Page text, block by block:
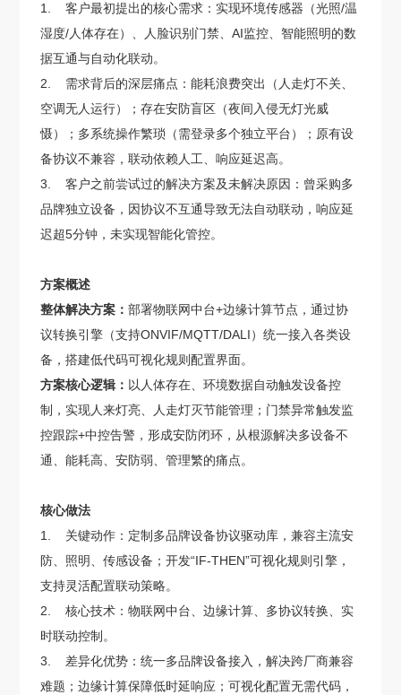
1. 客户最初提出的核心需求：实现环境传感器（光照/温
湿度/人体存在）、人脸识别门禁、AI监控、智能照明的数
据互通与自动化联动。
2. 需求背后的深层痛点：能耗浪费突出（人走灯不关、
空调无人运行）；存在安防盲区（夜间入侵无灯光威
慑）；多系统操作繁琐（需登录多个独立平台）；原有设
备协议不兼容，联动依赖人工、响应延迟高。
3. 客户之前尝试过的解决方案及未解决原因：曾采购多
品牌独立设备，因协议不互通导致无法自动联动，响应延
迟超5分钟，未实现智能化管控。
方案概述
整体解决方案：部署物联网中台+边缘计算节点，通过协
议转换引擎（支持ONVIF/MQTT/DALI）统一接入各类设
备，搭建低代码可视化规则配置界面。
方案核心逻辑： 以人体存在、环境数据自动触发设备控
制，实现人来灯亮、人走灯灭节能管理；门禁异常触发监
控跟踪+中控告警，形成安防闭环，从根源解决多设备不
通、能耗高、安防弱、管理繁的痛点。
核心做法
1. 关键动作：定制多品牌设备协议驱动库，兼容主流安
防、照明、传感设备；开发“IF-THEN”可视化规则引擎，
支持灵活配置联动策略。
2. 核心技术：物联网中台、边缘计算、多协议转换、实
时联动控制。
3. 差异化优势：统一多品牌设备接入，解决跨厂商兼容
难题；边缘计算保障低时延响应；可视化配置无需代码，